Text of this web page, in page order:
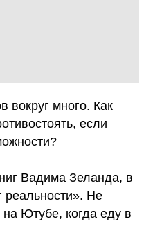
вокруг много. Как
если
Вадима Зеланда, в
реальности». Не
Ютубе, когда еду в